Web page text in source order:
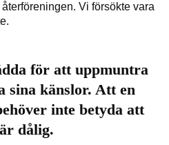
Vi försökte vara
för att uppmuntra
sina känslor. Att en
inte betyda att
dålig.